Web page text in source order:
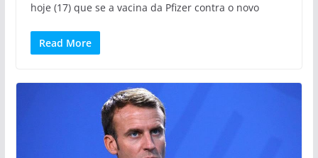
hoje (17) que se a vacina da Pfizer contra o novo
Read More